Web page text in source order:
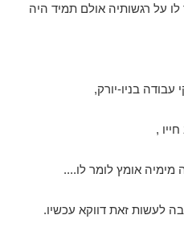
על רגשותיה אולם תמיד היה
עבודה בניו-יורק,
,
אומץ לומר לו....
לעשות זאת דווקא עכשיו.